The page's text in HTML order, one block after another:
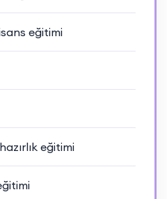
eğitimi
eğitimi